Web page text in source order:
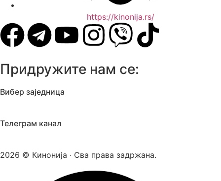
https://kinonija.rs/
Придружите нам се:
Вибер заједница
Телеграм канал
2026 © Кинонија · Сва права задржана.